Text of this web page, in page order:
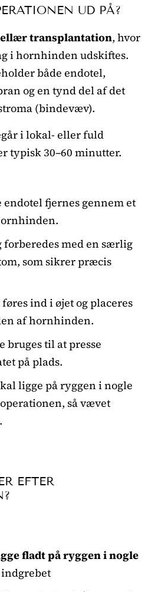
UD PÅ?
transplantation, hvor
i hornhinden udskiftes.
både endotel,
og en tynd del af det
(bindevæv).
i lokal- eller fuld
typisk 30–60 minutter.
endotel fjernes gennem et
forberedes med en særlig
som sikrer præcis
ind i øjet og placeres
af hornhinden.
bruges til at presse
på plads.
ligge på ryggen i nogle
så vævet
EFTER
fladt på ryggen i nogle